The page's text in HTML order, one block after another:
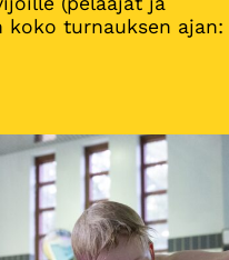
turnauksen ajan: